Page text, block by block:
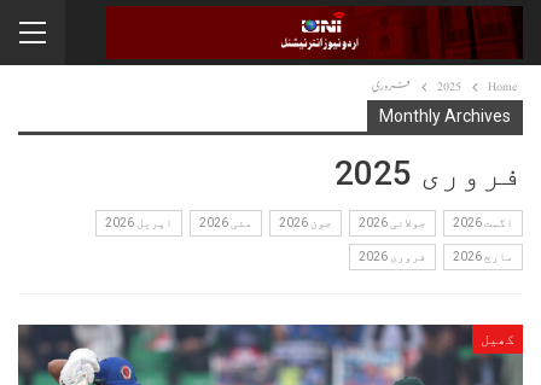
Home
2025 فروری
Monthly Archives
فروری 2025
اگست 2026 جولائی 2026 جون 2026 مئی 2026 اپریل 2026
مارچ 2026 فروری 2026
کھیل